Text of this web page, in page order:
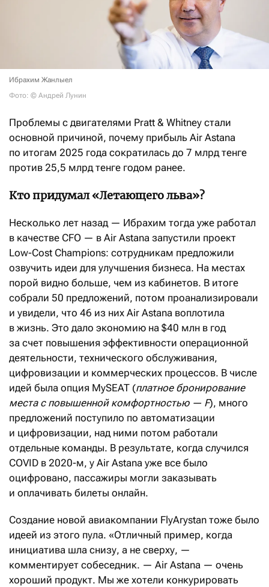
Ибрахим Жанлыел
Фото: © Андрей Лунин
Проблемы с двигателями Pratt & Whitney стали
основной причиной, почему прибыль Air Astana
по итогам 2025 года сократилась до 7 млрд тенге
против 25,5 млрд тенге годом ранее.
Кто придумал «Летающего льва»?
Несколько лет назад — Ибрахим тогда уже работал
в качестве CFO — в Air Astana запустили проект
Low-Cost Champions: сотрудникам предложили
озвучить идеи для улучшения бизнеса. На местах
порой видно больше, чем из кабинетов. В итоге
собрали 50 предложений, потом проанализировали
и увидели, что 46 из них Air Astana воплотила
в жизнь. Это дало экономию на $40 млн в год
за счет повышения эффективности операционной
деятельности, технического обслуживания,
цифровизации и коммерческих процессов. В числе
идей была опция MySEAT (платное бронирование
места с повышенной комфортностью — F), много
предложений поступило по автоматизации
и цифровизации, над ними потом работали
отдельные команды. В результате, когда случился
COVID в 2020-м, у Air Astana уже все было
оцифровано, пассажиры могли заказывать
и оплачивать билеты онлайн.
Создание новой авиакомпании FlyArystan тоже было
идеей из этого пула. «Отличный пример, когда
инициатива шла снизу, а не сверху, —
комментирует собеседник. — Air Astana — очень
хороший продукт. Мы же хотели конкурировать